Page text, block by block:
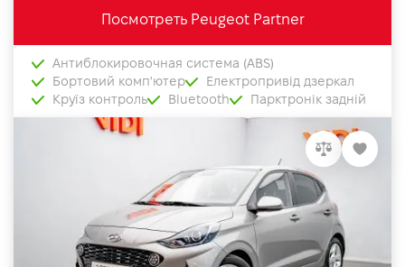
Посмотреть Peugeot Partner
Антиблокировочная система (ABS)
Бортовий комп'ютер
Електропривід дзеркал
Круїз контроль
Bluetooth Парктронік задній